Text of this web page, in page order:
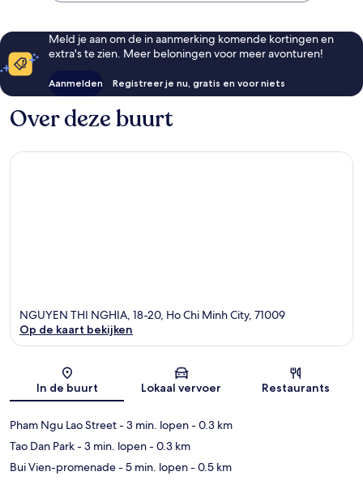
Meld je aan om de in aanmerking komende kortingen en
extra's te zien. Meer beloningen voor meer avonturen!
Aanmelden Registreer je nu, gratis en voor niets
Over deze buurt
Kaart
NGUYEN THI NGHIA, 18-20, Ho Chi Minh City, 71009
Op de kaart bekijken
In de buurt Lokaal vervoer Restaurants
Pham Ngu Lao Street- 3 min. lopen- 0.3 km
Tao Dan Park- 3 min. lopen- 0.3 km
Bui Vien-promenade- 5 min. lopen- 0.5 km